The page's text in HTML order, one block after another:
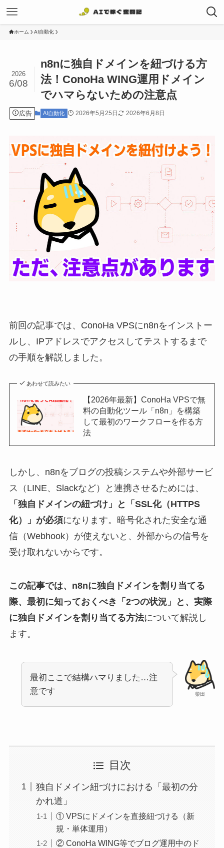
ホーム AI自動化
n8nに独自ドメインを紐づける方
法！ConoHa WING運用ドメイン
でハマらないための注意点
2026
6/08
広告 AI自動化 2026年5月25日 2026年6月8日
前回の記事では、ConoHa VPSにn8nをインストー
ルし、IPアドレスでアクセスしてテストするまで
の手順を解説しました。
あわせて読みたい
【2026年最新】ConoHa VPSで無
料の自動化ツール「n8n」を構築
して最初のワークフローを作る方
法
しかし、n8nをブログの投稿システムや外部サービ
ス（LINE、Slackなど）と連携させるためには、
「独自ドメインの紐づけ」と「SSL化（HTTPS
化）」が必須になります。暗号化された安全な通
信（Webhook）が使えないと、外部からの信号を
受け取れないからです。
この記事では、n8nに独自ドメインを割り当てる
際、最初に知っておくべき「2つの状況」と、実際
に独自ドメインを割り当てる方法について解説し
ます。
柴田
最初ここで結構ハマりました…注
意です
目次
独自ドメイン紐づけにおける「最初の分
かれ道」
① VPSにドメインを直接紐づける（新
規・単体運用）
② ConoHa WING等でブログ運用中のド